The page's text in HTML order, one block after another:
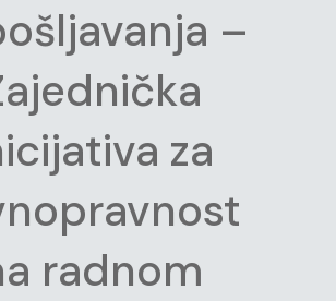
–
za
radnom